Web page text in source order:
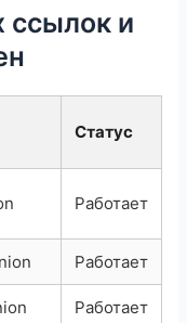
ссылок и
Статус
Работает
Работает
Работает